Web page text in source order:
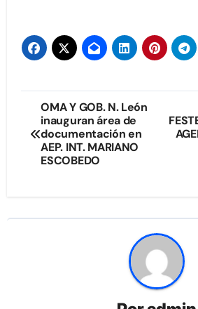
Navegación
de
entradas
OMA Y GOB. N. León
inauguran área de
documentación en
AEP. INT. MARIANO
ESCOBEDO